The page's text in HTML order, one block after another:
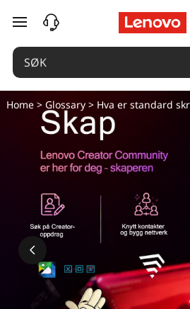
gå til hovedinnhold
Home> Glossary> Hva er standard